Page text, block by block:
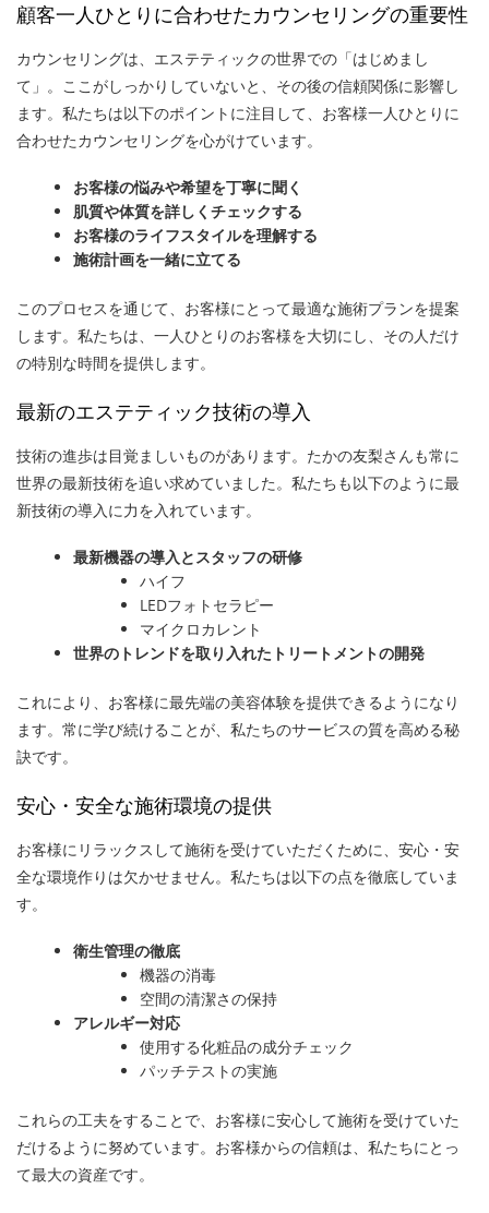
顧客一人ひとりに合わせたカウンセリングの重要性
カウンセリングは、エステティックの世界での「はじめまし
て」。ここがしっかりしていないと、その後の信頼関係に影響し
ます。私たちは以下のポイントに注目して、お客様一人ひとりに
合わせたカウンセリングを心がけています。
お客様の悩みや希望を丁寧に聞く
肌質や体質を詳しくチェックする
お客様のライフスタイルを理解する
施術計画を一緒に立てる
このプロセスを通じて、お客様にとって最適な施術プランを提案
します。私たちは、一人ひとりのお客様を大切にし、その人だけ
の特別な時間を提供します。
最新のエステティック技術の導入
技術の進歩は目覚ましいものがあります。たかの友梨さんも常に
世界の最新技術を追い求めていました。私たちも以下のように最
新技術の導入に力を入れています。
最新機器の導入とスタッフの研修
ハイフ
LEDフォトセラピー
マイクロカレント
世界のトレンドを取り入れたトリートメントの開発
これにより、お客様に最先端の美容体験を提供できるようになり
ます。常に学び続けることが、私たちのサービスの質を高める秘
訣です。
安心・安全な施術環境の提供
お客様にリラックスして施術を受けていただくために、安心・安
全な環境作りは欠かせません。私たちは以下の点を徹底していま
す。
衛生管理の徹底
機器の消毒
空間の清潔さの保持
アレルギー対応
使用する化粧品の成分チェック
パッチテストの実施
これらの工夫をすることで、お客様に安心して施術を受けていた
だけるように努めています。お客様からの信頼は、私たちにとっ
て最大の資産です。